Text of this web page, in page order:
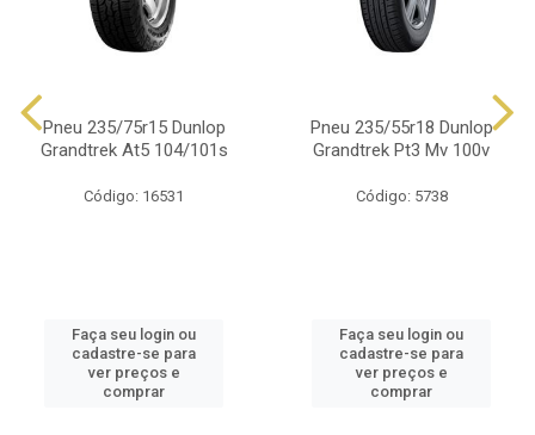
Pneu 235/75r15 Dunlop
Grandtrek At5 104/101s
Código: 16531
Faça seu login ou
cadastre-se para
ver preços e
comprar
Pneu 235/55r18 Dunlop
Grandtrek Pt3 Mv 100v
Código: 5738
Faça seu login ou
cadastre-se para
ver preços e
comprar